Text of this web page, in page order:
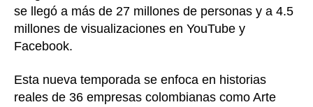
se llegó a más de 27 millones de personas y a 4.5
millones de visualizaciones en YouTube y
Facebook.
Esta nueva temporada se enfoca en historias
reales de 36 empresas colombianas como Arte